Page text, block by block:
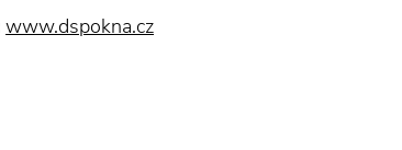
www.dspokna.cz